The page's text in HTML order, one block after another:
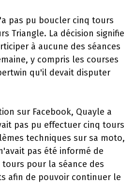
pas pu boucler cinq tours
Triangle. La décision signifie
à aucune des séances
y compris les courses
qu'il devait disputer
sur Facebook, Quayle a
pas pu effectuer cinq tours
techniques sur sa moto,
pas été informé de
tours pour la séance des
afin de pouvoir continuer le